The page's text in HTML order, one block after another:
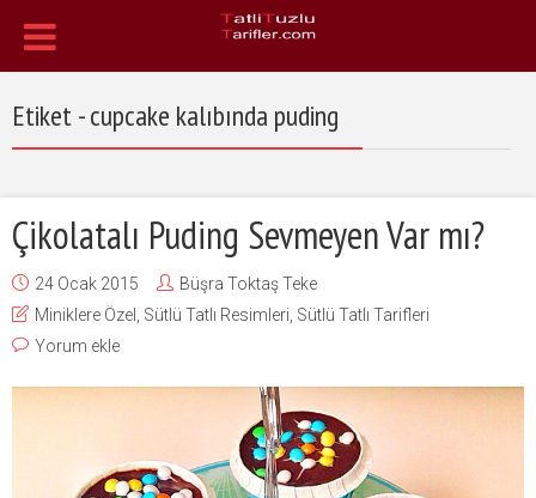
Etiket - cupcake kalıbında puding
Çikolatalı Puding Sevmeyen Var mı?
24 Ocak 2015
Büşra Toktaş Teke
Miniklere Özel
Sütlü Tatlı Resimleri Sütlü Tatlı Tarifleri
Yorum ekle